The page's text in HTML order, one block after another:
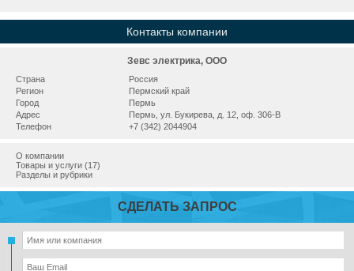
Контакты компании
Зевс электрика, ООО
Страна
Россия
Регион
Пермский край
Город
Пермь
Адрес
Пермь, ул. Букирева, д. 12, оф. 306-В
Телефон
+7 (342) 2044904
О компании
Товары и услуги (17)
Разделы и рубрики
СДЕЛАТЬ ЗАПРОС